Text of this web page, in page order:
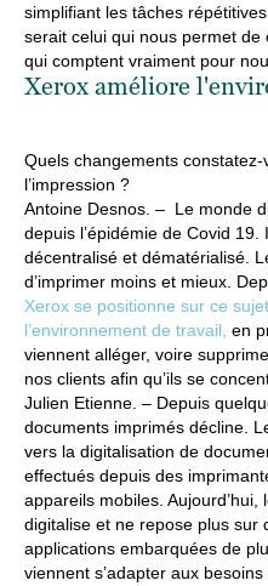
simplifiant les tâches
serait celui qui nous permet
qui comptent vraiment pour
Xerox améliore
Quels changements
l’impression ?
Antoine Desnos. – Le monde
depuis l’épidémie de Covid 19.
décentralisé et dématérialisé.
d’imprimer moins et mieux.
Xerox se positionne sur ce
l’environnement de travail, en
viennent alléger, voire
nos clients afin qu’ils se
Julien Etienne. – Depuis
documents imprimés décline.
vers la digitalisation de
effectués depuis des
appareils mobiles. Aujourd’hui,
digitalise et ne repose plus sur
applications embarquées de
viennent s’adapter aux